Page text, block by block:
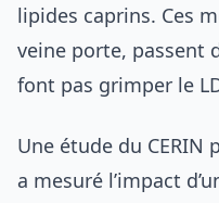
lipides caprins. Ces
veine porte, passent
font pas grimper le
Une étude du
a mesuré l’impact